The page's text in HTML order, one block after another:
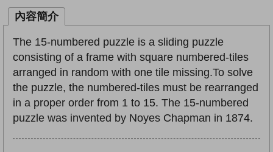
內容簡介
The 15-numbered puzzle is a sliding puzzle
consisting of a frame with square numbered-tiles
arranged in random with one tile missing.To solve
the puzzle, the numbered-tiles must be rearranged
in a proper order from 1 to 15. The 15-numbered
puzzle was invented by Noyes Chapman in 1874.